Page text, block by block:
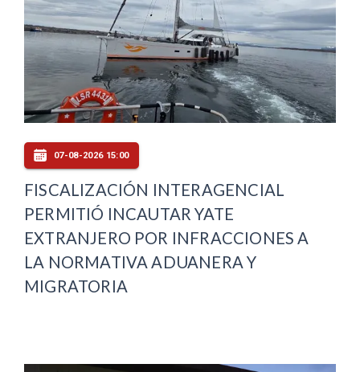
07-08-2026 15:00
FISCALIZACIÓN INTERAGENCIAL
PERMITIÓ INCAUTAR YATE
EXTRANJERO POR INFRACCIONES A
LA NORMATIVA ADUANERA Y
MIGRATORIA